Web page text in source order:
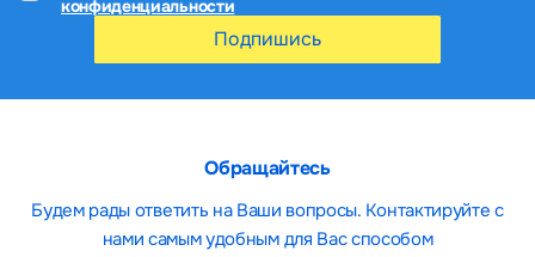
конфиденциальности
Подпишись
Обращайтесь
Будем рады ответить на Ваши вопросы. Контактируйте с
нами самым удобным для Вас способом